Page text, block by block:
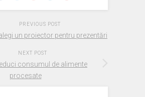
PREVIOUS POST
un proiector pentru prezentări
NEXT POST
consumul de alimente
procesate